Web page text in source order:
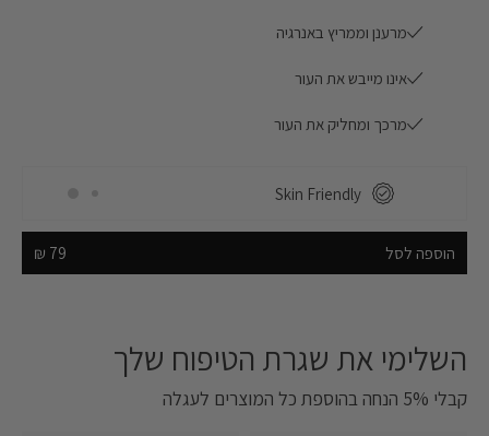
מרענן וממריץ באנרגיה
אינו מייבש את העור
מרכך ומחליק את העור
Skin Friendly
משלוח חינם בהזמנה מעל 249 ₪!
משלוח חינם בהזמנה מעל 249 ₪!
הוספה לסל
79 ₪
השלימי את שגרת הטיפוח שלך‎
קבלי 5% הנחה בהוספת כל המוצרים לעגלה‎